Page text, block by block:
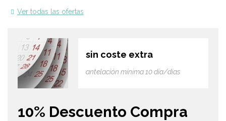
Ver todas las ofertas
sin coste extra
antelación mínima 10 día/días
10% Descuento Compra